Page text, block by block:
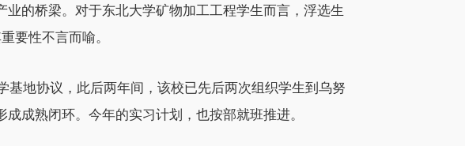
的桥梁。对于东北大学矿物加工工程学生而言，浮选生
要性不言而喻。
地协议，此后两年间，该校已先后两次组织学生到乌努
成熟闭环。今年的实习计划，也按部就班推进。